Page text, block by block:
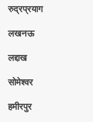
रुद्रप्रयाग
लखनऊ
लद्दाख
सोमेश्वर
हमीरपुर